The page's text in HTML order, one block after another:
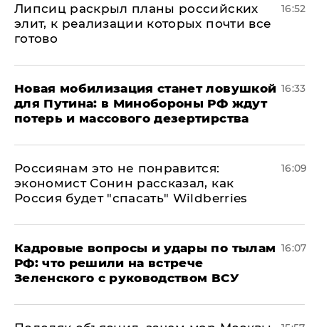
Липсиц раскрыл планы российских
элит, к реализации которых почти все
готово
16:52
​Новая мобилизация станет ловушкой
для Путина: в Минобороны РФ ждут
потерь и массового дезертирства
16:33
Россиянам это не понравится:
экономист Сонин рассказал, как
Россия будет "спасать" Wildberries
16:09
Кадровые вопросы и удары по тылам
РФ: что решили на встрече
Зеленского с руководством ВСУ
16:07